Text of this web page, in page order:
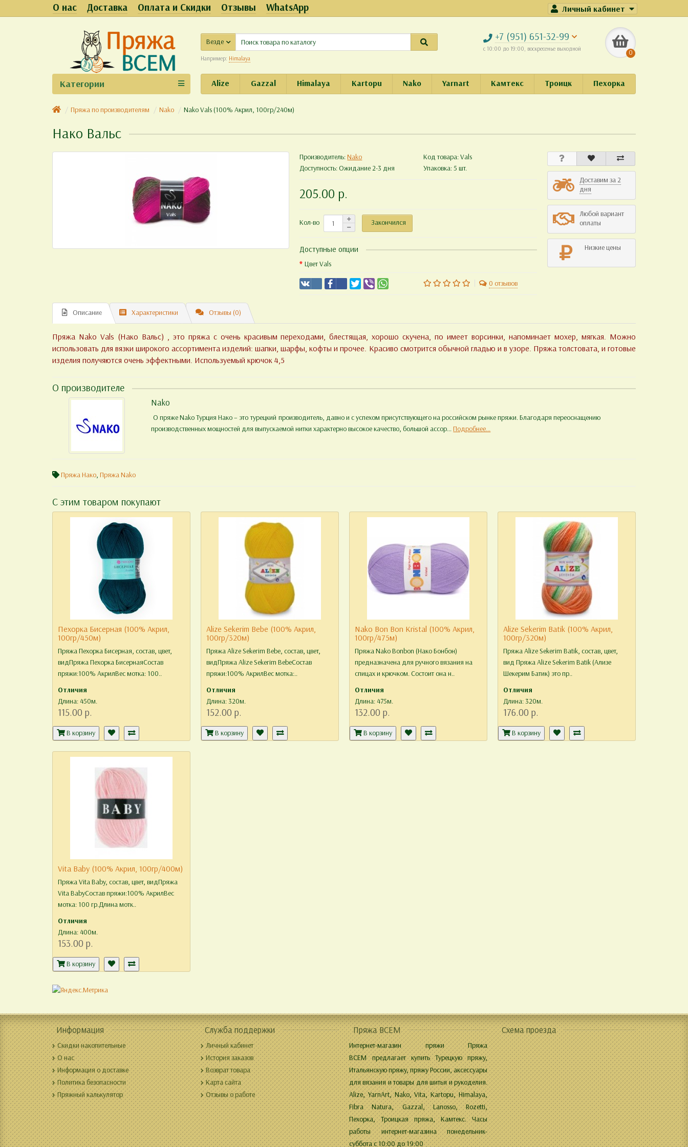
Личный кабинет
О нас Доставка Оплата и Скидки Отзывы WhatsApp
+7 (951) 651-32-99
с 10:00 до 19:00, воскресенье выходной 0
Везде
Например: Himalaya
Alize Gazzal Himalaya Kartopu Nako Yarnart Камтекс Троицк Пехорка
Категории
Пряжа по производителям Nako Nako Vals (100% Акрил, 100гр/240м)
Нако Вальс
Производитель:Nako Код товара:Vals
Доступность: Ожидание 2-3 дня
Упаковка: 5 шт.
205.00 р.
Кол-во Закончился
Доступные опции
Цвет Vals
0 отзывов
Доставим за 2
дня
Любой вариант
оплаты
Низкие цены
Описание Характеристики Отзывы (0)
Пряжа Nako Vals (Нако Вальс) , это пряжа с очень красивым переходами, блестящая, хорошо скучена, по имеет ворсинки, напоминает мохер, мягкая. Можно
использовать для вязки широкого ассортимента изделий: шапки, шарфы, кофты и прочее. Красиво смотрится обычной гладью и в узоре. Пряжа толстовата, и готовые
изделия получяются очень эффектными. Используемый крючок 4,5
О производителе
Nako
О пряже Nako Турция Нако – это турецкий производитель, давно и с успехом присутствующего на российском рынке пряжи. Благодаря переоснащению
производственных мощностей для выпускаемой нитки характерно высокое качество, большой ассор...Подробнее...
Пряжа Нако, Пряжа Nako
С этим товаром покупают
Пехорка Бисерная (100% Акрил,
100гр/450м)
Пряжа Пехорка Бисерная, состав, цвет,
видПряжа Пехорка БисернаяСостав
пряжи:100% АкрилВес мотка: 100..
Отличия
Длина: 450м.
115.00 р.
В корзину
Alize Sekerim Bebe (100% Акрил,
100гр/320м)
Пряжа Alize Sekerim Bebe, состав, цвет,
видПряжа Alize Sekerim BebeСостав
пряжи:100% АкрилВес мотка:..
Отличия
Длина: 320м.
152.00 р.
В корзину
Nako Bon Bon Kristal (100% Акрил,
100гр/475м)
Пряжа Nako Bonbon (Нако Бонбон)
предназначена для ручного вязания на
спицах и крючком. Состоит она н..
Отличия
Длина: 475м.
132.00 р.
В корзину
Alize Sekerim Batik (100% Акрил,
100гр/320м)
Пряжа Alize Sekerim Batik, состав, цвет,
вид Пряжа Alize Sekerim Batik (Ализе
Шекерим Батик) это пр..
Отличия
Длина: 320м.
176.00 р.
В корзину
Vita Baby (100% Акрил, 100гр/400м)
Пряжа Vita Baby, состав, цвет, видПряжа
Vita BabyСостав пряжи:100% АкрилВес
мотка: 100 гр.Длина мотк..
Отличия
Длина: 400м.
153.00 р.
В корзину
Информация
Скидки накопительные
О нас
Информация о доставке
Политика безопасности
Пряжный калькулятор
Служба поддержки
Личный кабинет
История заказов
Возврат товара
Карта сайта
Отзывы о работе
Пряжа ВСЕМ
Интернет-магазин пряжи Пряжа
ВСЕМ предлагает купить Турецкую пряжу,
Итальянскую пряжу, пряжу России, аксессуары
для вязания и товары для шитья и рукоделия.
Alize, YarnArt, Nako, Vita, Kartopu, Himalaya,
Fibra Natura, Gazzal, Lanosso, Rozetti,
Пехорка, Троицкая пряжа, Камтекс. Часы
работы интернет-магазина понедельник-
суббота с 10:00 до 19:00
Схема проезда